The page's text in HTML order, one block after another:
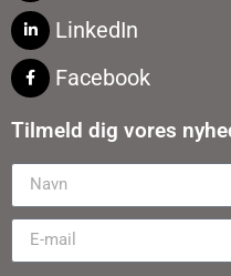
LinkedIn
Facebook
Tilmeld dig vores